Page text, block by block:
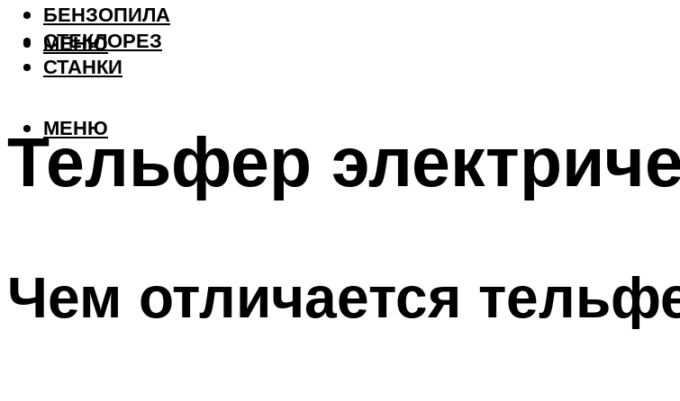
БЕНЗОПИЛА
СТЕКЛОРЕЗ
СТАНКИ
МЕНЮ
МЕНЮ
Тельфер
Чем отличается